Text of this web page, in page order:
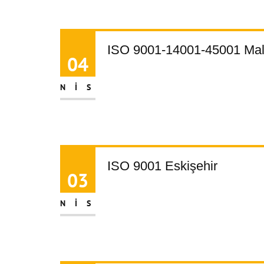
04
NIS
ISO 9001-14001-45001
03
NIS
ISO 9001 Eskişehir